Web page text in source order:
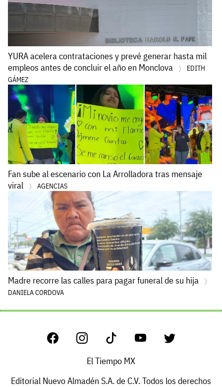
YURA acelera contrataciones y prevé generar hasta mil
empleos antes de concluir el año en Monclova
EDITH
GÁMEZ
Fan sube al escenario con La Arrolladora tras mensaje
viral
AGENCIAS
Madre recorre las calles para pagar funeral de su hija
DANIELA CORDOVA
El Tiempo MX
Editorial Nuevo Almadén S.A. de C.V. Todos los derechos